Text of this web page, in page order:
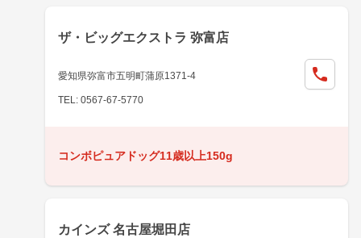
ザ・ビッグエクストラ 弥富店
愛知県弥富市五明町蒲原1371-4
TEL: 0567-67-5770
コンボピュアドッグ11歳以上150g
カインズ 名古屋堀田店